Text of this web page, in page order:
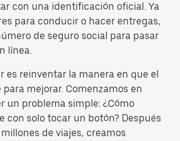
con una identificación oficial. Ya
para conducir o hacer entregas,
de seguro social para pasar
línea.
es reinventar la manera en que el
mejorar. Comenzamos en
un problema simple: ¿Cómo
con solo tocar un botón? Después
de viajes, creamos